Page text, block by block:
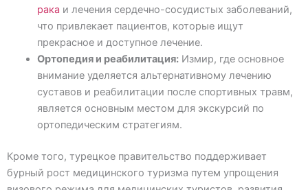
рака и лечения сердечно-сосудистых заболеваний,
что привлекает пациентов, которые ищут
прекрасное и доступное лечение.
Ортопедия и реабилитация:Измир, где основное
внимание уделяется альтернативному лечению
суставов и реабилитации после спортивных травм,
является основным местом для экскурсий по
ортопедическим стратегиям.
Кроме того, турецкое правительство поддерживает
бурный рост медицинского туризма путем упрощения